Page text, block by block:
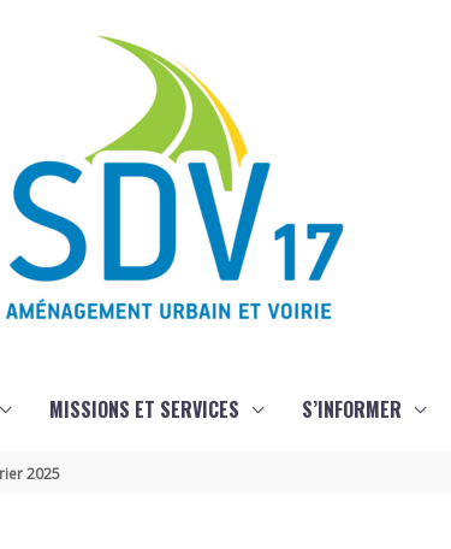
MISSIONS ET SERVICES S’INFORMER
2025